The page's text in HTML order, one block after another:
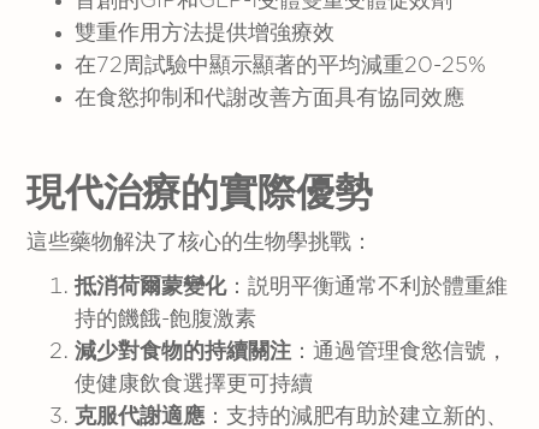
雙重作用方法提供增強療效
在72周試驗中顯示顯著的平均減重20-25%
在食慾抑制和代謝改善方面具有協同效應
現代治療的實際優勢
這些藥物解決了核心的生物學挑戰：
抵消荷爾蒙變化：説明平衡通常不利於體重維
持的饑餓-飽腹激素
減少對食物的持續關注 ：通過管理食慾信號，
使健康飲食選擇更可持續
克服代謝適應 ：支持的減肥有助於建立新的、